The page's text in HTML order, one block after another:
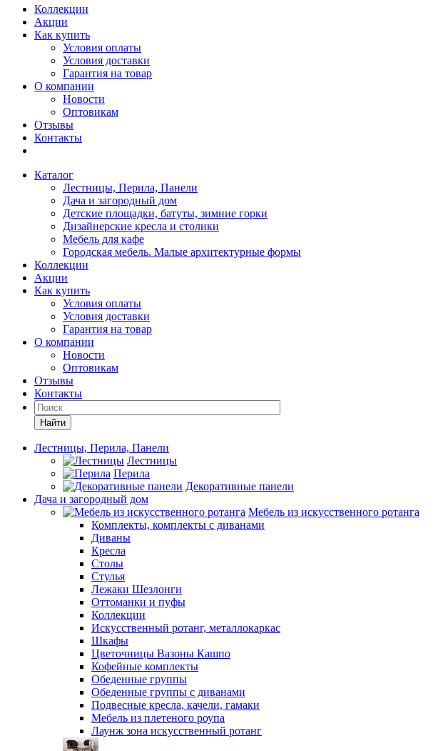
Коллекции
Акции
Как купить
Условия оплаты
Условия доставки
Гарантия на товар
О компании
Новости
Оптовикам
Отзывы
Контакты
Каталог
Лестницы, Перила, Панели
Дача и загородный дом
Детские площадки, батуты, зимние горки
Дизайнерские кресла и столики
Мебель для кафе
Городская мебель. Малые архитектурные формы
Коллекции
Акции
Как купить
Условия оплаты
Условия доставки
Гарантия на товар
О компании
Новости
Оптовикам
Отзывы
Контакты
Найти
Лестницы, Перила, Панели
Лестницы
Перила
Декоративные панели
Дача и загородный дом
Мебель из искусственного ротанга
Комплекты, комплекты с диванами
Диваны
Кресла
Столы
Стулья
Лежаки Шезлонги
Оттоманки и пуфы
Коллекции
Искусственный ротанг, металлокаркас
Шкафы
Цветочницы Вазоны Кашпо
Кофейные комплекты
Обеденные группы
Обеденные группы с диванами
Подвесные кресла, качели, гамаки
Мебель из плетеного роупа
Лаунж зона искусственный ротанг